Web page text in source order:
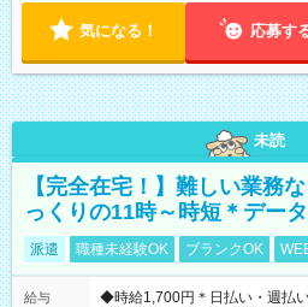
気になる！ 応募す
未読
【完全在宅！】難しい業務
っくりの11時～時短＊デー
派遣 職種未経験OK ブランクOK
給与
◆時給1,700円＊日払い・週払